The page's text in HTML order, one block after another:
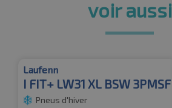
voir aussi
Laufenn
I FIT+ LW31 XL BSW 3PMSF
Pneus d'hiver